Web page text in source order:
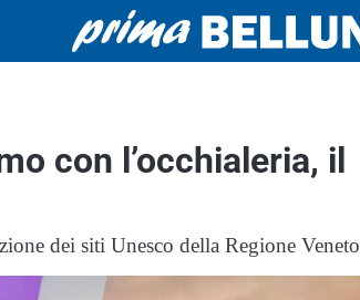
con l’occhialeria, il
dei siti Unesco della Regione Veneto